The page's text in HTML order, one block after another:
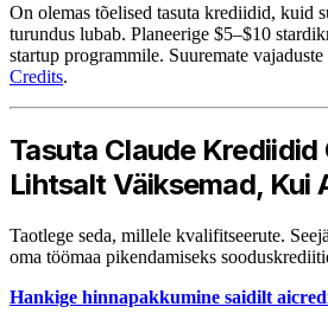
On olemas tõelised tasuta krediidid, kuid
turundus lubab. Planeerige $5–$10
startup programmile. Suuremate
Credits.
Tasuta Claude Krediidid
Lihtsalt Väiksemad, Kui
Taotlege seda, millele kvalifitseerute.
oma töömaa pikendamiseks
Hankige hinnapakkumine saidilt